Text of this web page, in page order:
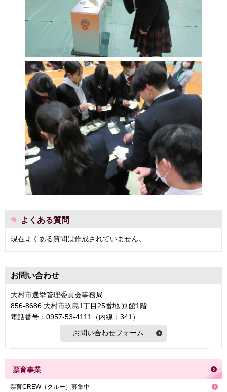
よくある質問
現在よくある質問は作成されていません。
お問い合わせ
大村市選挙管理委員会事務局
856-8686 大村市玖島1丁目25番地 別館1階
電話番号：0957-53-4111（内線：341）
票育事業
票育CREW（クルー）募集中